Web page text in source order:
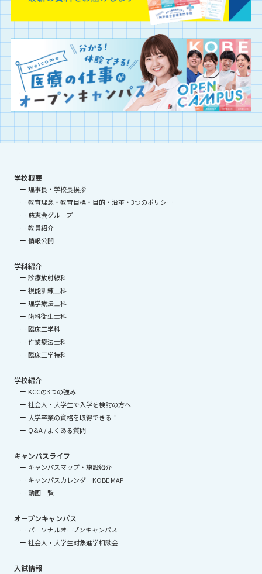
学校概要
理事長・学校長挨拶
教育理念・教育目標・目的・沿革・3つのポリシー
慈恵会グループ
教員紹介
情報公開
学科紹介
診療放射線科
視能訓練士科
理学療法士科
歯科衛生士科
臨床工学科
作業療法士科
臨床工学特科
学校紹介
KCCの3つの強み
社会人・大学生で入学を検討の方へ
大学卒業の資格を取得できる！
Q&A / よくある質問
キャンパスライフ
キャンパスマップ・施設紹介
キャンパスカレンダーKOBE MAP
動画一覧
オープンキャンパス
パーソナルオープンキャンパス
社会人・大学生対象進学相談会
入試情報